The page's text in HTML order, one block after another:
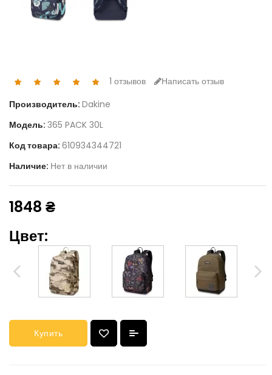
1 отзывов
Написать отзыв
Производитель: Dakine
Модель: 365 PACK 30L
Код товара: 610934344721
Наличие: Нет в наличии
1848 ₴
Цвет:
Купить